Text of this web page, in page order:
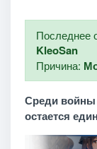
Последнее
KleoSan
Причина:
Среди
остается